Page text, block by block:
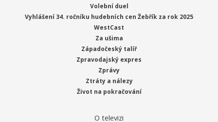
Volební duel
Vyhlášení 34. ročníku hudebních cen Žebřík za rok 2025
WestCast
Za ušima
Západočeský talíř
Zpravodajský expres
Zprávy
Ztráty a nálezy
Život na pokračování
O televizi